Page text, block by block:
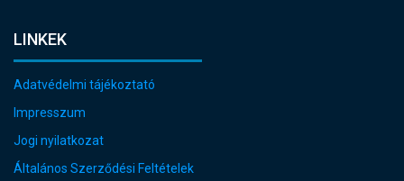
LINKEK
Adatvédelmi tájékoztató
Impresszum
Jogi nyilatkozat
Általános Szerződési Feltételek